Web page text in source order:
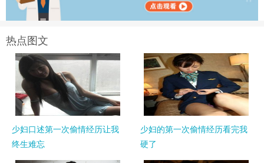
热点图文
少妇口述第一次偷情经历让我
终生难忘
少妇的第一次偷情经历看完我
硬了